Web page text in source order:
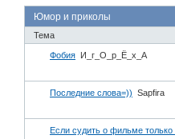
Юмор и приколы
Тема
Фобия И_г_О_р_Ё_х_А
Последние слова=)) Sapfira
Если судить о фильме только